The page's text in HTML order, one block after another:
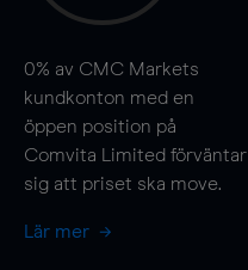
0% av CMC Markets
kundkonton med en
öppen position på
Comvita Limited förväntar
sig att priset ska move.
Lär mer